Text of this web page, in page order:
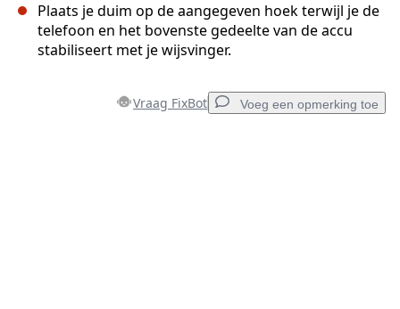
Plaats je duim op de aangegeven hoek terwijl je de
telefoon en het bovenste gedeelte van de accu
stabiliseert met je wijsvinger.
Vraag FixBot Voeg een opmerking toe